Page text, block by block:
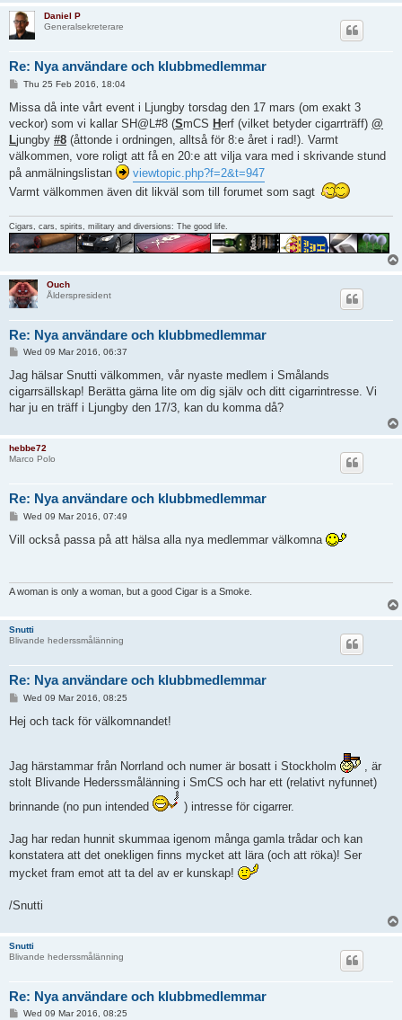
Daniel P
Generalsekreterare
Re: Nya användare och klubbmedlemmar
P
s
Thu 25 Feb 2016, 18:04
Missa då inte vårt event i Ljungby torsdag den 17 mars (om exakt 3
veckor) som vi kallar SH@L#8 (SmCS Herf (vilket betyder cigarrträff) @
Ljungby #8 (åttonde i ordningen, alltså för 8:e året i rad!). Varmt
välkommen, vore roligt att få en 20:e att vilja vara med i skrivande stund
på anmälningslistan
viewtopic.php?f=2&t=947
Varmt välkommen även dit likväl som till forumet som sagt
Cigars, cars, spirits, military and diversions: The good life.
Ouch
Ålderspresident
Re: Nya användare och klubbmedlemmar
P
s
Wed 09 Mar 2016, 06:37
Jag hälsar Snutti välkommen, vår nyaste medlem i Smålands
cigarrsällskap! Berätta gärna lite om dig själv och ditt cigarrintresse. Vi
har ju en träff i Ljungby den 17/3, kan du komma då?
hebbe72
Marco Polo
Re: Nya användare och klubbmedlemmar
P
s
Wed 09 Mar 2016, 07:49
Vill också passa på att hälsa alla nya medlemmar välkomna
A woman is only a woman, but a good Cigar is a Smoke.
Snutti
Blivande hederssmålänning
Re: Nya användare och klubbmedlemmar
P
s
Wed 09 Mar 2016, 08:25
Hej och tack för välkomnandet!
Jag härstammar från Norrland och numer är bosatt i Stockholm
, är
stolt Blivande Hederssmålänning i SmCS och har ett (relativt nyfunnet)
brinnande (no pun intended
) intresse för cigarrer.
Jag har redan hunnit skummaa igenom många gamla trådar och kan
konstatera att det onekligen finns mycket att lära (och att röka)! Ser
mycket fram emot att ta del av er kunskap!
/Snutti
Snutti
Blivande hederssmålänning
Re: Nya användare och klubbmedlemmar
PWed 09 Mar 2016, 08:25